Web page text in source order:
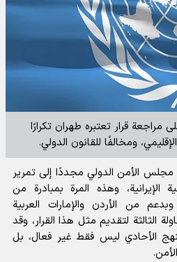
قرار تعتبره طهران تكرارًا
ومخالفًا للقانون الدولي.
الأمن الدولي مجددًا إلى تمرير
الإيرانية، وهذه المرة بمبادرة من
من الأردن والإمارات العربية
الثالثة لتقديم مثل هذا القرار، وقد
الأحادي ليس فقط غير فعال، بل